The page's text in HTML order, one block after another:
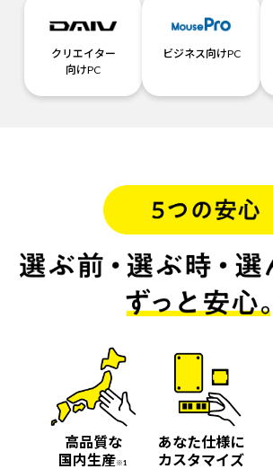
クリエイター
向けPC
ビジネス向けPC
高品質な
国内生産※1
あなた仕様に
カスタマイズ